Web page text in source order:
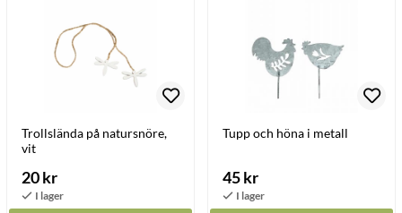
Trollslända på natursnöre,
vit
20 kr
Tupp och höna i metall
45 kr